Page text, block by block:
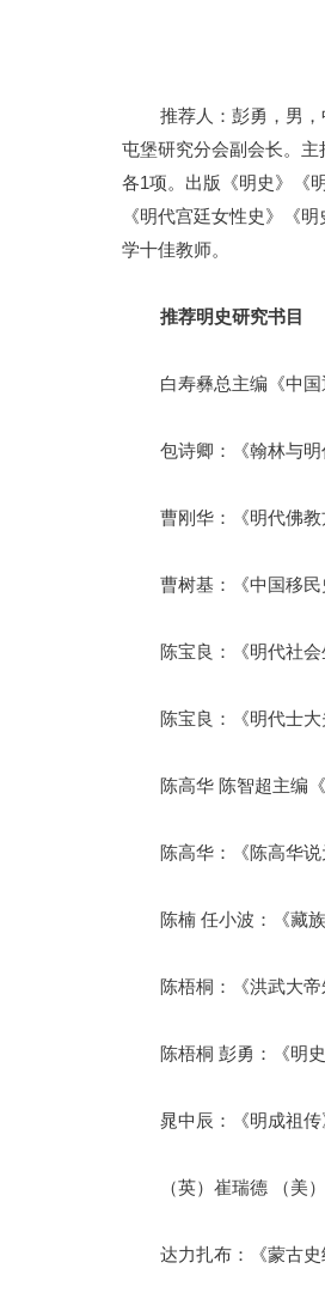
推荐人：彭勇， 男
屯堡研究分会副会长。 主
各1项。 出版《明史》《
《明代宫廷女性史》《
学十佳教师。
推荐明史研究书目
白寿彝总主编《中
包诗卿：《翰林与
曹刚华：《明代佛
曹树基：《中国移
陈宝良：《明代社
陈宝良：《明代士
陈高华 陈智超主编
陈高华：《陈高华
陈楠 任小波：《藏
陈梧桐：《洪武大
陈梧桐 彭勇：《明
晁中辰：《明成祖
（英）崔瑞德 （美
达力扎布：《蒙古